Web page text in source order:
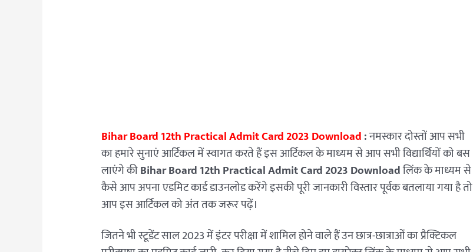
Bihar Board 12th Practical Admit Card 2023 Download:नमस्कार दोस्तों आप सभी
का हमारे सुनाएं आर्टिकल में स्वागत करते हैं इस आर्टिकल के माध्यम से आप सभी विद्यार्थियों को बस
लाएंगे कीBihar Board 12th Practical Admit Card 2023 Downloadलिंक के माध्यम से
कैसे आप अपना एडमिट कार्ड डाउनलोड करेंगे इसकी पूरी जानकारी विस्तार पूर्वक बतलाया गया है तो
आप इस आर्टिकल को अंत तक जरूर पढ़ें।
जितने भी स्टूडेंट साल 2023 में इंटर परीक्षा में शामिल होने वाले हैं उन छात्र-छात्राओं का प्रैक्टिकल